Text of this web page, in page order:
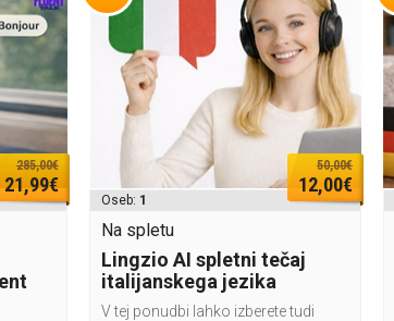
285,00€
21,99€
50,00€
12,00€
Oseb: 1
Na spletu
Lingzio AI spletni tečaj
italijanskega jezika
V tej ponudbi lahko izberete tudi